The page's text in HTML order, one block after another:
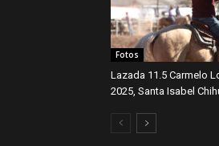
Fotos
Lazada 11.5 Carmelo
2025, Santa Isabel